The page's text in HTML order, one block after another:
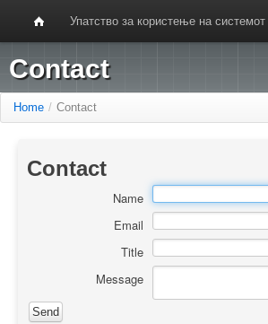
Упатство за користење на
Contact
Home / Contact
Contact
Name
Email
Title
Message